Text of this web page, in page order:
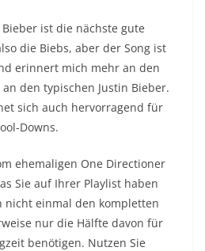
ist die nächste gute
die Biebs, aber der Song ist
erinnert mich mehr an den
den typischen Justin Bieber.
sich auch hervorragend für
Downs.
ehemaligen One Directioner
Sie auf Ihrer Playlist haben
nicht einmal den kompletten
nur die Hälfte davon für
benötigen. Nutzen Sie